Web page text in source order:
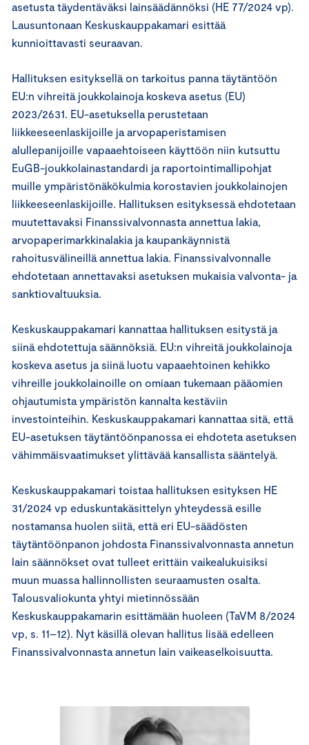
asetusta täydentäväksi lainsäädännöksi (HE 77/2024 vp).
Lausuntonaan Keskuskauppakamari esittää
kunnioittavasti seuraavan.
Hallituksen esityksellä on tarkoitus panna täytäntöön
EU:n vihreitä joukkolainoja koskeva asetus (EU)
2023/2631. EU-asetuksella perustetaan
liikkeeseenlaskijoille ja arvopaperistamisen
alullepanijoille vapaaehtoiseen käyttöön niin kutsuttu
EuGB-joukkolainastandardi ja raportointimallipohjat
muille ympäristönäkökulmia korostavien joukkolainojen
liikkeeseenlaskijoille. Hallituksen esityksessä ehdotetaan
muutettavaksi Finanssivalvonnasta annettua lakia,
arvopaperimarkkinalakia ja kaupankäynnistä
rahoitusvälineillä annettua lakia. Finanssivalvonnalle
ehdotetaan annettavaksi asetuksen mukaisia valvonta- ja
sanktiovaltuuksia.
Keskuskauppakamari kannattaa hallituksen esitystä ja
siinä ehdotettuja säännöksiä. EU:n vihreitä joukkolainoja
koskeva asetus ja siinä luotu vapaaehtoinen kehikko
vihreille joukkolainoille on omiaan tukemaan pääomien
ohjautumista ympäristön kannalta kestäviin
investointeihin. Keskuskauppakamari kannattaa sitä, että
EU-asetuksen täytäntöönpanossa ei ehdoteta asetuksen
vähimmäisvaatimukset ylittävää kansallista sääntelyä.
Keskuskauppakamari toistaa hallituksen esityksen HE
31/2024 vp eduskuntakäsittelyn yhteydessä esille
nostamansa huolen siitä, että eri EU-säädösten
täytäntöönpanon johdosta Finanssivalvonnasta annetun
lain säännökset ovat tulleet erittäin vaikealukuisiksi
muun muassa hallinnollisten seuraamusten osalta.
Talousvaliokunta yhtyi mietinnössään
Keskuskauppakamarin esittämään huoleen (TaVM 8/2024
vp, s. 11–12). Nyt käsillä olevan hallitus lisää edelleen
Finanssivalvonnasta annetun lain vaikeaselkoisuutta.